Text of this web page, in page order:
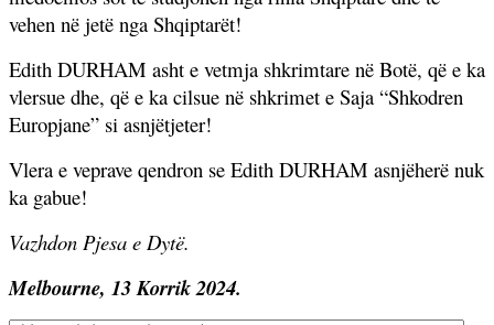
vehen në jetë nga Shqiptarët!
Edith DURHAM asht e vetmja shkrimtare në Botë, që e ka
vlersue dhe, që e ka cilsue në shkrimet e Saja “Shkodren
Europjane” si asnjëtjeter!
Vlera e veprave qendron se Edith DURHAM asnjëherë nuk
ka gabue!
Vazhdon Pjesa e Dytë.
Melbourne, 13 Korrik 2024.